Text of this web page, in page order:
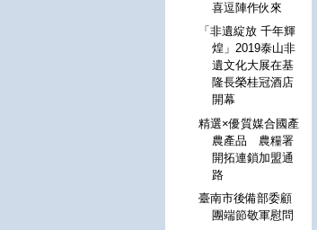
喜逗陣作伙來
「非遺綻放 千年輝
煌」2019泰山非
遺文化大展在基
隆長榮桂冠酒店
開幕
精選×優質媒合國產
農產品 農糧署
開拓連鎖加盟通
路
臺南市後備部委顧
團端節敬軍慰問